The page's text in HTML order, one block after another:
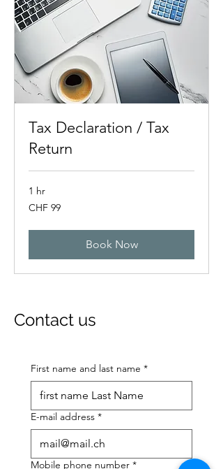
Tax Declaration / Tax
Return
1 hr
99
Swiss
CHF 99
Book Now
Contact us
First name and last name *
E-mail address *
Mobile phone number *